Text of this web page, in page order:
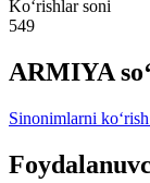
Ko‘rishlar soni
549
ARMIYA
Sinonimlarni